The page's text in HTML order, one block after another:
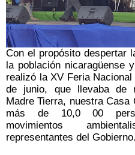
Con el propósito despertar
la población nicaragüense
realizó la XV Feria
de junio, que llevaba de
Madre Tierra, nuestra Casa
más de 10,0 00
movimientos
representantes del Gobierno.